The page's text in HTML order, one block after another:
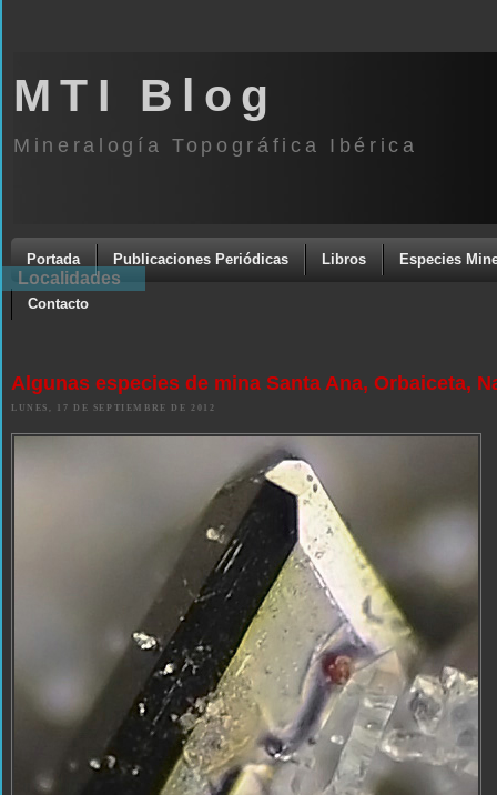
MTI Blog
Mineralogía Topográfica Ibérica
Portada Publicaciones Periódicas Libros Especies
Contacto
Algunas especies de mina Santa Ana, Orbaiceta,
LUNES, 17 DE SEPTIEMBRE DE 2012
Localidades